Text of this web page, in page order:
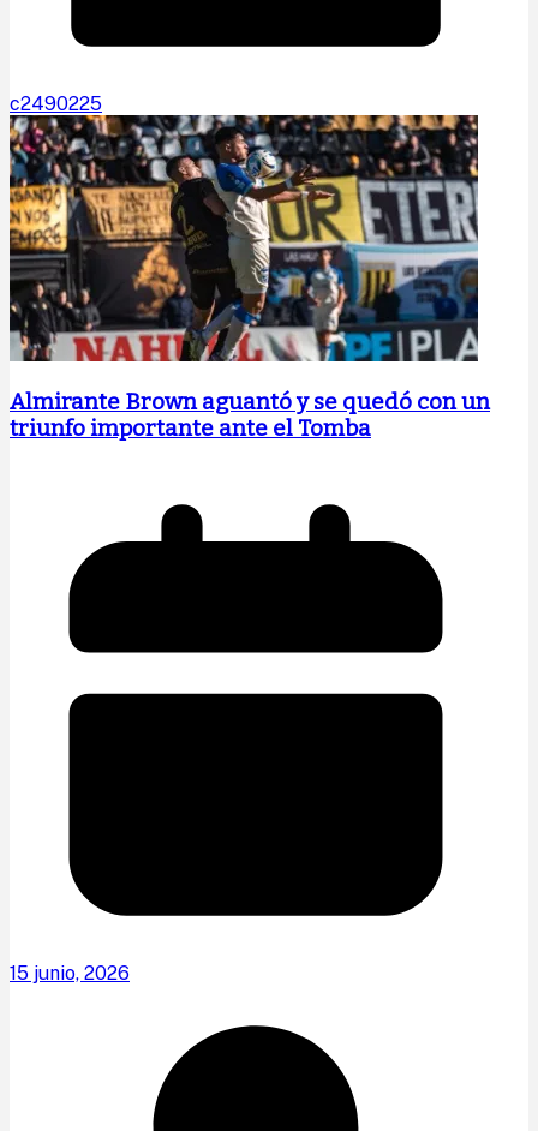
c2490225
Almirante Brown aguantó y se quedó con un
triunfo importante ante el Tomba
15 junio, 2026